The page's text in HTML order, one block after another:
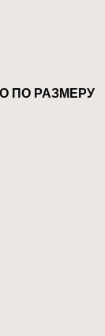
ПО РАЗМЕРУ